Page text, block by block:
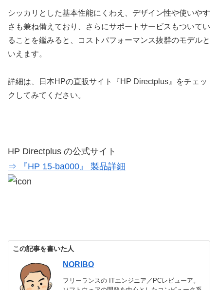
シッカリとした基本性能にくわえ、デザイン性や使いやす
さも兼ね備えており、さらにサポートサービスもついてい
ることを鑑みると、コストパフォーマンス抜群のモデルと
いえます。
詳細は、日本HPの直販サイト『HP Directplus』をチェッ
クしてみてください。
HP Directplus の公式サイト
⇒ 『HP 15-ba000』 製品詳細
この記事を書いた人
NORIBO
フリーランスの ITエンジニア／PCレビューア。